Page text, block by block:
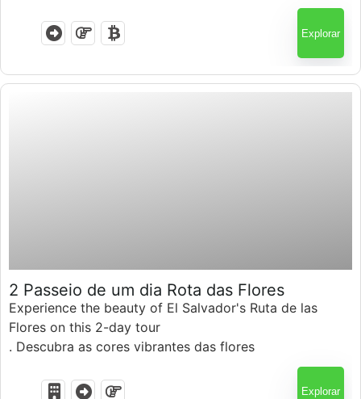
Explorar
2 Passeio de um dia Rota das Flores
Experience the beauty of El Salvador's Ruta de las
Flores on this 2-day tour
. Descubra as cores vibrantes das flores
desabrochando, explore aldeias encantadoras, e
mergulhe na cultura local.
Explorar